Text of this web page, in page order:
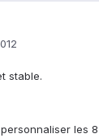
stable.
les